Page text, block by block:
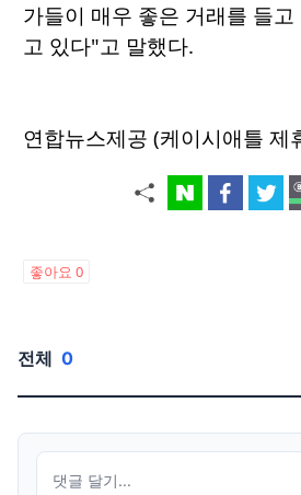
가들이 매우 좋은 거래를 들
고 있다"고 말했다.
연합뉴스제공 (케이시애틀 제
좋아요 0
전체 0